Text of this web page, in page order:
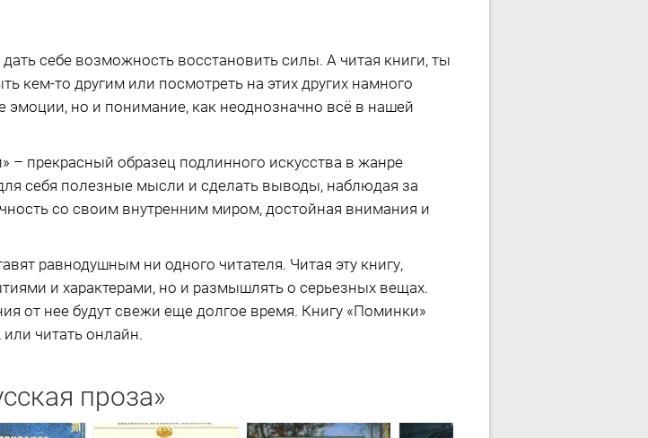
себе возможность восстановить силы. А читая книги, ты
кем-то другим или посмотреть на этих других намного
но и понимание, как неоднозначно всё в нашей
прекрасный образец подлинного искусства в жанре
себя полезные мысли и сделать выводы, наблюдая за
со своим внутренним миром, достойная внимания и
равнодушным ни одного читателя. Читая эту книгу,
и характерами, но и размышлять о серьезных вещах.
от нее будут свежи еще долгое время. Книгу «Поминки»
читать онлайн.
проза»